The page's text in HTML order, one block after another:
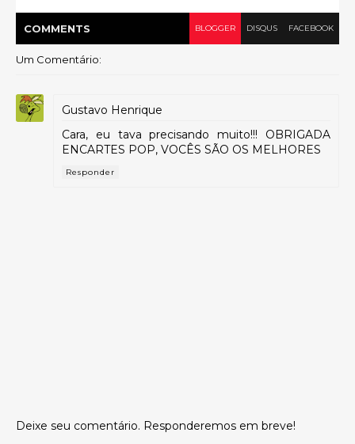
COMMENTS BLOGGER DISQUS FACEBOOK
Um Comentário:
Gustavo Henrique
Cara, eu tava precisando muito!!! OBRIGADA
ENCARTES POP, VOCÊS SÃO OS MELHORES
Responder
Deixe seu comentário. Responderemos em breve!